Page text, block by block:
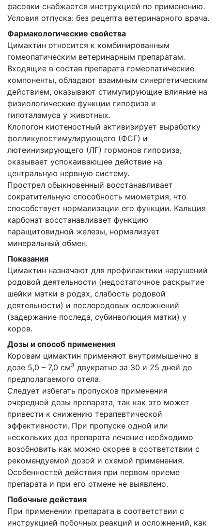
фасовки снабжается инструкцией по применению.
Условия отпуска: без рецепта ветеринарного врача.
Фармакологические свойства
Цимактин относится к комбинированным
гомеопатическим ветеринарным препаратам.
Входящие в состав препарата гомеопатические
компоненты, обладают взаимным синергетическим
действием, оказывают стимулирующие влияние на
физиологические функции гипофиза и
гипоталамуса у животных.
Клопогон кистеностный активизирует выработку
фолликулостимулирующего (ФСГ) и
лютеинизирующего (ЛГ) гормонов гипофиза,
оказывает успокаивающее действие на
центральную нервную систему.
Прострел обыкновенный восстанавливает
сократительную способность миометрия, что
способствует нормализации его функции. Кальция
карбонат восстанавливает функцию
паращитовидной железы, нормализует
минеральный обмен.
Показания
Цимактин назначают для профилактики нарушений
родовой деятельности (недостаточное раскрытие
шейки матки в родах, слабость родовой
деятельности) и послеродовых осложнений
(задержание последа, субинволюция матки) у
коров.
Дозы и способ применения
Коровам цимактин применяют внутримышечно в
дозе 5,0 – 7,0 см3 двукратно за 30 и 25 дней до
предполагаемого отела.
Следует избегать пропусков применения
очередной дозы препарата, так как это может
привести к снижению терапевтической
эффективности. При пропуске одной или
нескольких доз препарата лечение необходимо
возобновить как можно скорее в соответствии с
рекомендуемой дозой и схемой применения.
Особенностей действия при первом приеме
препарата и при его отмене не выявлено.
Побочные действия
При применении препарата в соответствии с
инструкцией побочных реакций и осложнений, как